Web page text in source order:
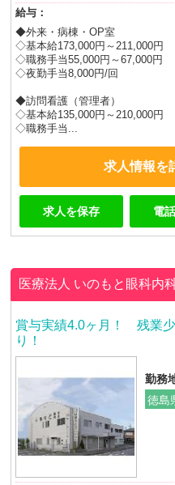
給与：
◆外来・病棟・OP室
◇基本給173,000円～211,000円
◇職務手当55,000円～67,000円
◇夜勤手当8,000円/回
◆訪問看護（管理者）
◇基本給135,000円～210,000円
◇職務手当...
求人情報を
求人を保存 電
医療法人 いのもと眼科内
賞与実績4.0ヶ月！ 残業
り！
勤務
徳島